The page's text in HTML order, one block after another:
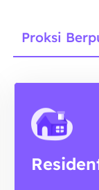
Proksi